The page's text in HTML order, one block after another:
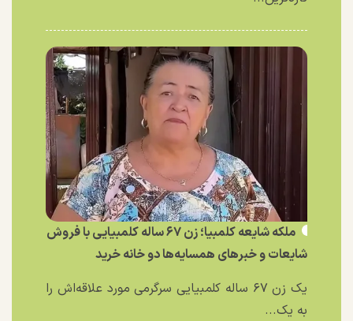
ملکه شایعه کلمبیا؛ زن ۶۷ ساله کلمبیایی با فروش
شایعات و خبر‌های همسایه‌ها دو خانه خرید
یک زن ۶۷ ساله کلمبیایی سرگرمی مورد علاقه‌اش را
به یک...